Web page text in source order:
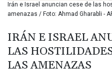
Irán e Israel anuncian cese de las
amenazas / Foto: Ahmad Gharabli -
IRÁN E ISRAEL
LAS
LAS AMENAZAS